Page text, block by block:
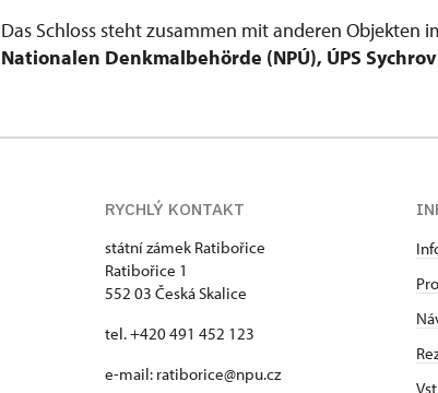
Das Schloss steht zusammen mit anderen
Nationalen Denkmalbehörde (NPÚ), ÚPS Sychrov
RYCHLÝ KONTAKT
státní zámek Ratibořice
Ratibořice 1
552 03 Česká Skalice
tel. +420 491 452 123
e-mail: ratiborice@npu.cz